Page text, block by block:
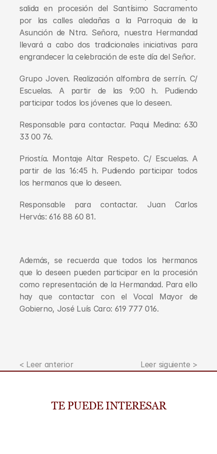
salida en procesión del Santísimo Sacramento
por las calles aledañas a la Parroquia de la
Asunción de Ntra. Señora, nuestra Hermandad
llevará a cabo dos tradicionales iniciativas para
engrandecer la celebración de este día del Señor.
Grupo Joven. Realización alfombra de serrín. C/
Escuelas. A partir de las 9:00 h. Pudiendo
participar todos los jóvenes que lo deseen.
Responsable para contactar. Paqui Medina: 630
33 00 76.
Priostía. Montaje Altar Respeto. C/ Escuelas. A
partir de las 16:45 h. Pudiendo participar todos
los hermanos que lo deseen.
Responsable para contactar. Juan Carlos
Hervás: 616 88 60 81.
Además, se recuerda que todos los hermanos
que lo deseen pueden participar en la procesión
como representación de la Hermandad. Para ello
hay que contactar con el Vocal Mayor de
Gobierno, José Luís Caro: 619 777 016.
< Leer anterior Leer siguiente >
TE PUEDE INTERESAR